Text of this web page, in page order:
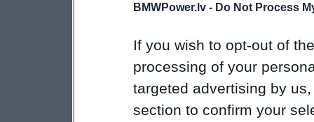
BMWPower.lv - Do Not Process
If you wish to opt-out of
processing of your
targeted advertising by
section to confirm your